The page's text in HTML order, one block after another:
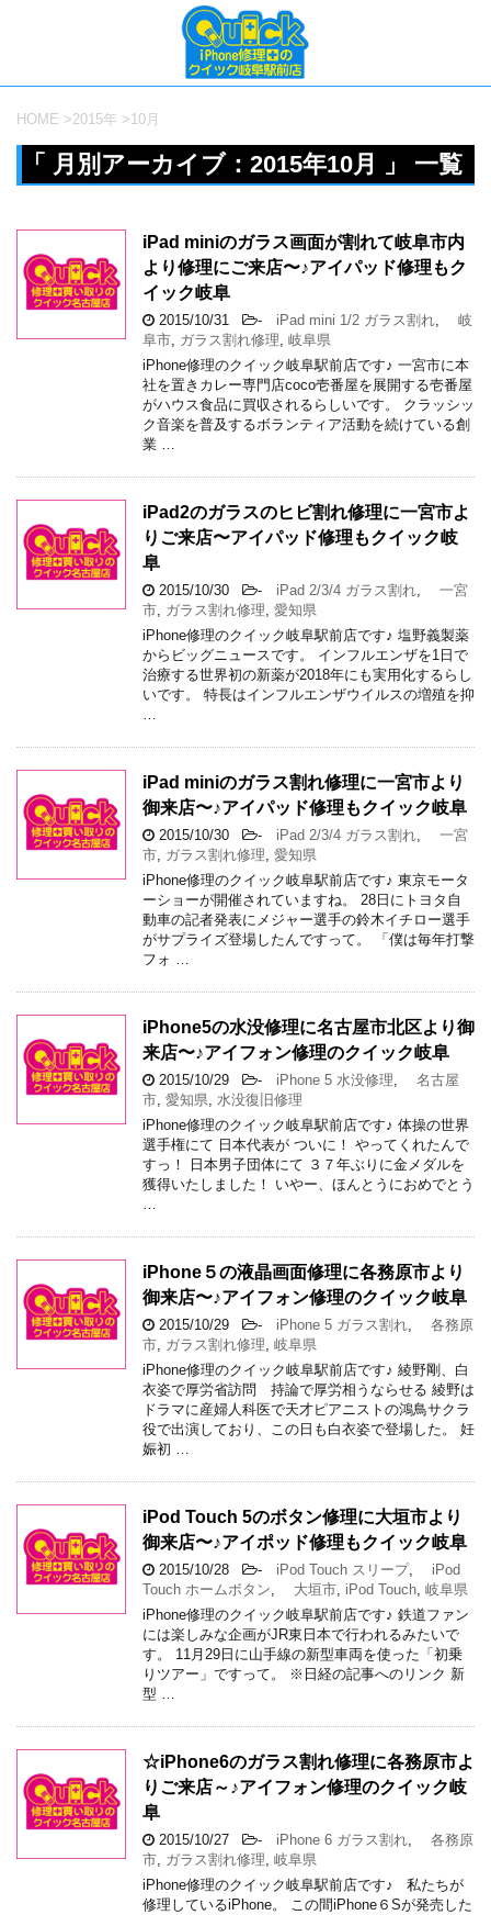
HOME >2015年 >10月
「 月別アーカイブ：2015年10月 」 一覧
iPad miniのガラス画面が割れて岐阜市内
より修理にご来店〜♪アイパッド修理もク
イック岐阜
2015/10/31 - iPad mini 1/2 ガラス割れ,
岐
阜市, ガラス割れ修理, 岐阜県
iPhone修理のクイック岐阜駅前店です♪ 一宮市に本
社を置きカレー専門店coco壱番屋を展開する壱番屋
がハウス食品に買収されるらしいです。 クラッシッ
ク音楽を普及するボランティア活動を続けている創
業 …
iPad2のガラスのヒビ割れ修理に一宮市よ
りご来店〜アイパッド修理もクイック岐
阜
2015/10/30 - iPad 2/3/4 ガラス割れ,
一宮
市, ガラス割れ修理, 愛知県
iPhone修理のクイック岐阜駅前店です♪ 塩野義製薬
からビッグニュースです。 インフルエンザを1日で
治療する世界初の新薬が2018年にも実用化するらし
いです。 特長はインフルエンザウイルスの増殖を抑
…
iPad miniのガラス割れ修理に一宮市より
御来店〜♪アイパッド修理もクイック岐阜
2015/10/30 - iPad 2/3/4 ガラス割れ,
一宮
市, ガラス割れ修理, 愛知県
iPhone修理のクイック岐阜駅前店です♪ 東京モータ
ーショーが開催されていますね。 28日にトヨタ自
動車の記者発表にメジャー選手の鈴木イチロー選手
がサプライズ登場したんですって。 「僕は毎年打撃
フォ …
iPhone5の水没修理に名古屋市北区より御
来店〜♪アイフォン修理のクイック岐阜
2015/10/29 - iPhone 5 水没修理,
名古屋
市, 愛知県, 水没復旧修理
iPhone修理のクイック岐阜駅前店です♪ 体操の世界
選手権にて 日本代表が ついに！ やってくれたんで
すっ！ 日本男子団体にて ３７年ぶりに金メダルを
獲得いたしました！ いやー、ほんとうにおめでとう
…
iPhone５の液晶画面修理に各務原市より
御来店〜♪アイフォン修理のクイック岐阜
2015/10/29 - iPhone 5 ガラス割れ,
各務原
市, ガラス割れ修理, 岐阜県
iPhone修理のクイック岐阜駅前店です♪ 綾野剛、白
衣姿で厚労省訪問 持論で厚労相うならせる 綾野は
ドラマに産婦人科医で天才ピアニストの鴻鳥サクラ
役で出演しており、この日も白衣姿で登場した。 妊
娠初 …
iPod Touch 5のボタン修理に大垣市より
御来店〜♪アイポッド修理もクイック岐阜
2015/10/28 - iPod Touch スリープ,
iPod
Touch ホームボタン, 大垣市, iPod Touch, 岐阜県
iPhone修理のクイック岐阜駅前店です♪ 鉄道ファン
には楽しみな企画がJR東日本で行われるみたいで
す。 11月29日に山手線の新型車両を使った「初乗
りツアー」ですって。 ※日経の記事へのリンク 新
型 …
☆iPhone6のガラス割れ修理に各務原市よ
りご来店～♪アイフォン修理のクイック岐
阜
2015/10/27 - iPhone 6 ガラス割れ,
各務原
市, ガラス割れ修理, 岐阜県
iPhone修理のクイック岐阜駅前店です♪ 私たちが
修理しているiPhone。 この間iPhone６Sが発売した